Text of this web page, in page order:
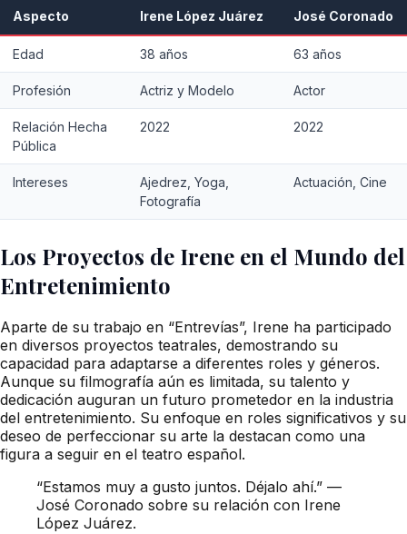
Aspecto Irene López Juárez José Coronado
Edad 38 años 63 años
Profesión Actriz y Modelo Actor
Relación Hecha
Pública
2022 2022
Intereses
Ajedrez, Yoga,
Fotografía
Actuación, Cine
Los Proyectos de Irene en el Mundo del
Entretenimiento
Aparte de su trabajo en “Entrevías”, Irene ha participado
en diversos proyectos teatrales, demostrando su
capacidad para adaptarse a diferentes roles y géneros.
Aunque su filmografía aún es limitada, su talento y
dedicación auguran un futuro prometedor en la industria
del entretenimiento. Su enfoque en roles significativos y su
deseo de perfeccionar su arte la destacan como una
figura a seguir en el teatro español.
“Estamos muy a gusto juntos. Déjalo ahí.” —
José Coronado sobre su relación con Irene
López Juárez.